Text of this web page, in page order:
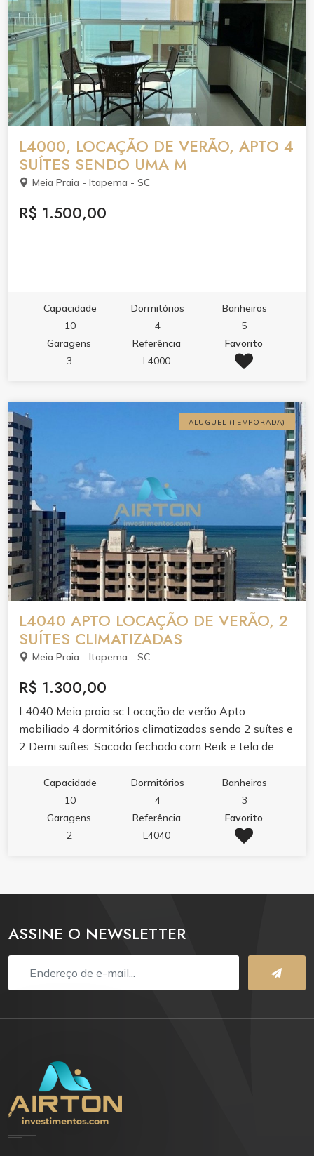
L4000, LOCAÇÃO DE VERÃO, APTO 4
SUÍTES SENDO UMA M
Meia Praia - Itapema - SC
R$ 1.500,00
Capacidade
10
Dormitórios
4
Banheiros
5
Garagens
3
Referência
L4000
Favorito
ALUGUEL (TEMPORADA)
L4040 APTO LOCAÇÃO DE VERÃO, 2
SUÍTES CLIMATIZADAS
Meia Praia - Itapema - SC
R$ 1.300,00
L4040 Meia praia sc Locação de verão Apto
mobiliado 4 dormitórios climatizados sendo 2 suítes e
2 Demi suítes. Sacada fechada com Reik e tela de
4 camas de casal 3 colchões de solteiro Internet Com
todos os utensílios de cozinha 150 mts do mar
Capacidade
10
Dormitórios
4
Banheiros
3
Garagens
2
Referência
L4040
Favorito
ASSINE O NEWSLETTER